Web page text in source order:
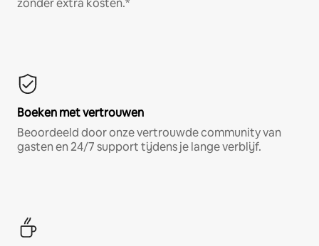
zonder extra kosten.*
Boeken met vertrouwen
Beoordeeld door onze vertrouwde community van
gasten en 24/7 support tijdens je lange verblijf.